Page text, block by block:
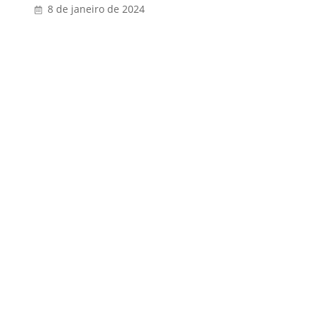
8 de janeiro de 2024